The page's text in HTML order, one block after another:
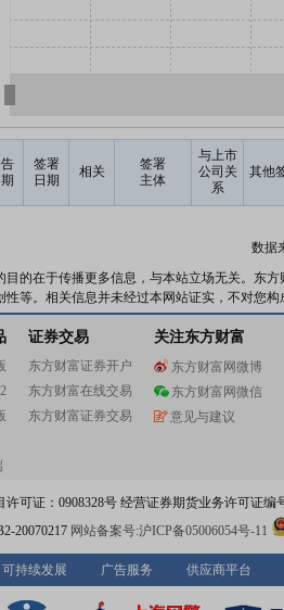
签署
日期
相关
签署
主体
与上市
公司关
系
其他
数据
目的在于传播更多信息，与本站立场无关。东
等。相关信息并未经过本网站证实，不对您
证券交易
东方财富证券开户
东方财富在线交易
东方财富证券交易
关注东方财富
东方财富网微博
东方财富网微信
意见与建议
可证：0908328号 经营证券期货业务许可证编
20070217 网站备案号:沪ICP备05006054号-11
可持续发展 广告服务 供应商平台